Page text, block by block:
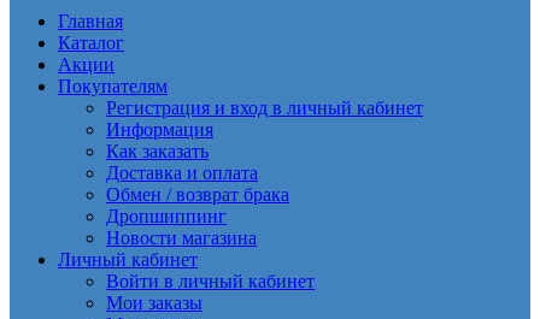
Главная
Каталог
Акции
Покупателям
Регистрация и вход в личный кабинет
Информация
Как заказать
Доставка и оплата
Обмен / возврат брака
Дропшиппинг
Новости магазина
Личный кабинет
Войти в личный кабинет
Мои заказы